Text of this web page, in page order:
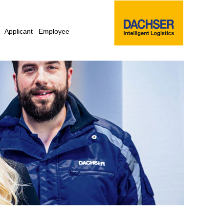
Applicant Employee